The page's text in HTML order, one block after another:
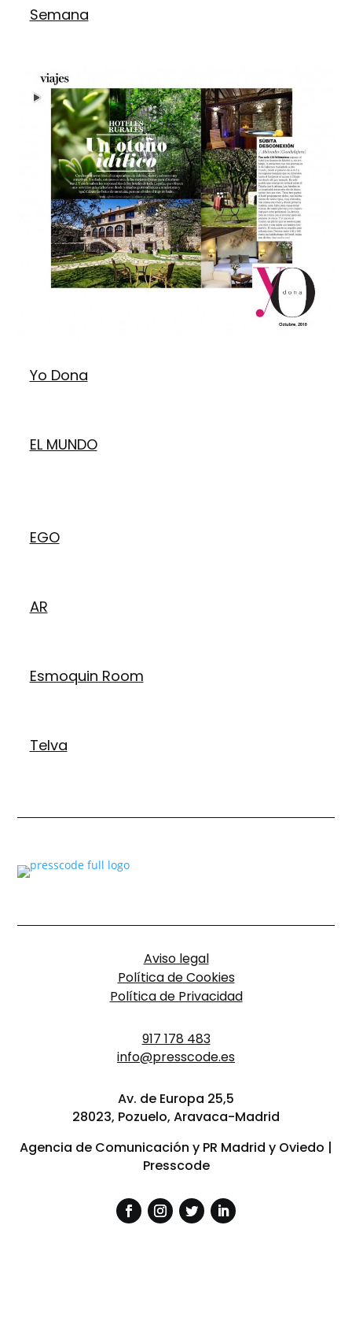
Semana
Yo Dona
EL MUNDO
EGO
AR
Esmoquin Room
Telva
Aviso legal
Política de Cookies
Política de Privacidad
917 178 483
info@presscode.es
Av. de Europa 25,5
28023, Pozuelo, Aravaca-Madrid
Agencia de Comunicación y PR Madrid y Oviedo |
Presscode